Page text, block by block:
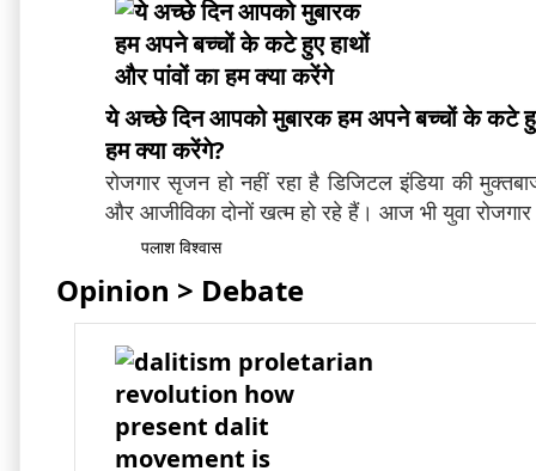
ये अच्छे दिन आपको मुबारक हम अपने बच्चों के कटे
हम क्या करेंगे?
रोजगार सृजन हो नहीं रहा है डिजिटल इंडिया की
और आजीविका दोनों खत्म हो रहे हैं। आज भी युवा
पलाश विश्वास
Opinion > Debate